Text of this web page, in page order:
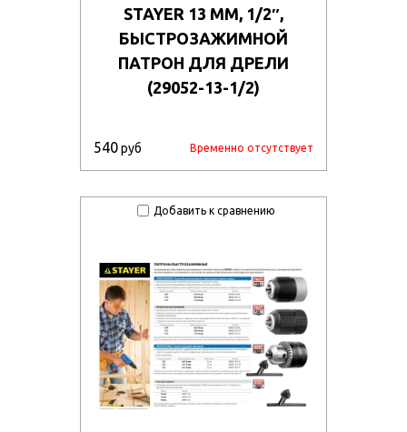
STAYER 13 ММ, 1/2″,
БЫСТРОЗАЖИМНОЙ
ПАТРОН ДЛЯ ДРЕЛИ
(29052-13-1/2)
540руб Временно отсутствует
Добавить к сравнению